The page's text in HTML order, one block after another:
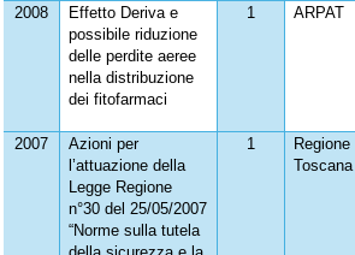
2008
Effetto Deriva e
possibile riduzione
delle perdite aeree
nella distribuzione
dei fitofarmaci
1 ARPAT
2007
Azioni per
l’attuazione della
Legge Regione
n°30 del 25/05/2007
“Norme sulla tutela
1
Regione
Toscana